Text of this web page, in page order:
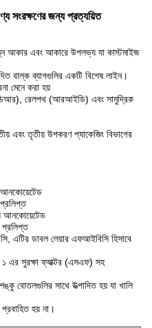
সংরক্ষণের জন্য প্রত্যয়িত
আকার এবং আকারে উপলভ্য যা কাস্টমাইজ
বাল্ক ব্যাগগুলির একটি বিশেষ লাইন।
মেনে করা হয়
রেলপথ (আরআইডি) এবং সামুদ্রিক
এবং তৃতীয় উপকরণ প্যাকেজিং বিভাগের
আনকোয়েটেড
প্রলিপ্ত
ডাবল লেয়ার এফআইবিসি হিসাবে
এর সুরক্ষা ফ্যাক্টর (এসএফ) সহ
বোতলগুলির সাথে উত্পাদিত হয় যা খালি
হয় না।